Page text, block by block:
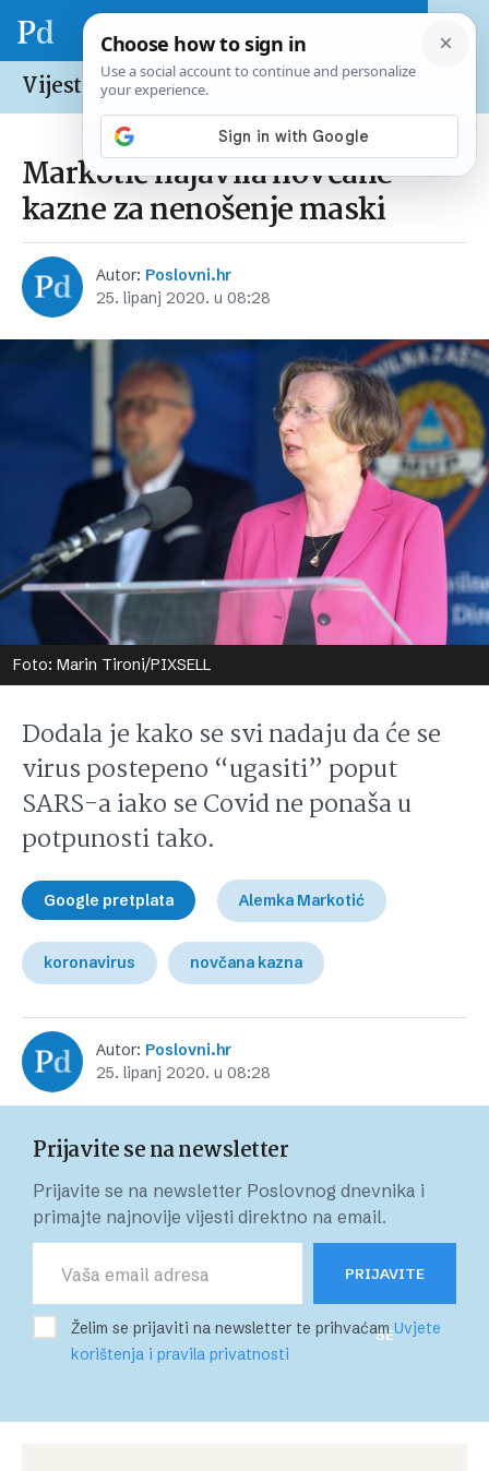
Vijesti /Hrvatska
Markotić najavila novčane
kazne za nenošenje maski
Autor: Poslovni.hr
25. lipanj 2020. u 08:28
Foto: Marin Tironi/PIXSELL
Dodala je kako se svi nadaju da će se
virus postepeno “ugasiti” poput
SARS-a iako se Covid ne ponaša u
potpunosti tako.
Google pretplata Alemka Markotić
koronavirus novčana kazna
Autor: Poslovni.hr
25. lipanj 2020. u 08:28
Prijavite se na newsletter
Prijavite se na newsletter Poslovnog dnevnika i
primajte najnovije vijesti direktno na email.
PRIJAVITE
SE
Želim se prijaviti na newsletter te prihvaćamUvjete
korištenja i pravila privatnosti